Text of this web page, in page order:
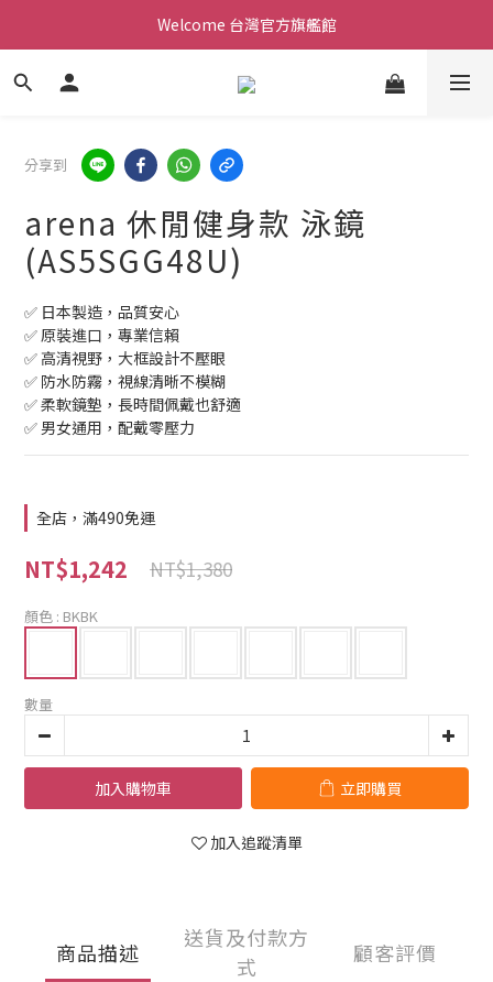
Welcome 台灣官方旗艦館
Welcome 台灣官方旗艦館
新會員加入現領折價200元。立即抵用。
分享到
arena 休閒健身款 泳鏡
(AS5SGG48U)
✅ 日本製造，品質安心
✅ 原裝進口，專業信賴
✅ 高清視野，大框設計不壓眼
✅ 防水防霧，視線清晰不模糊
✅ 柔軟鏡墊，長時間佩戴也舒適
✅ 男女通用，配戴零壓力
全店，滿490免運
NT$1,242 NT$1,380
顏色 : BKBK
數量
加入購物車 立即購買
加入追蹤清單
商品描述
送貨及付款方
式
顧客評價